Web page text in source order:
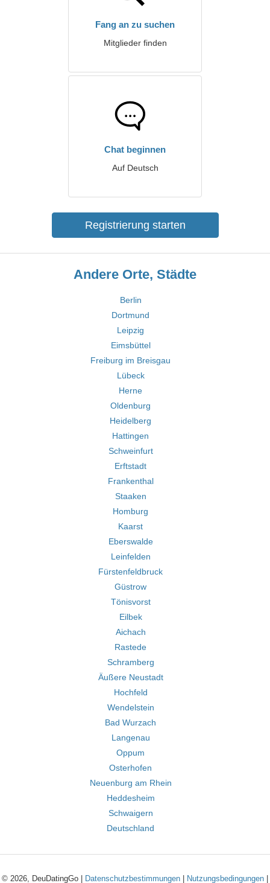
Fang an zu suchen
Mitglieder finden
Chat beginnen
Auf Deutsch
Registrierung starten
Andere Orte, Städte
Berlin
Dortmund
Leipzig
Eimsbüttel
Freiburg im Breisgau
Lübeck
Herne
Oldenburg
Heidelberg
Hattingen
Schweinfurt
Erftstadt
Frankenthal
Staaken
Homburg
Kaarst
Eberswalde
Leinfelden
Fürstenfeldbruck
Güstrow
Tönisvorst
Eilbek
Aichach
Rastede
Schramberg
Äußere Neustadt
Hochfeld
Wendelstein
Bad Wurzach
Langenau
Oppum
Osterhofen
Neuenburg am Rhein
Heddesheim
Schwaigern
Deutschland
© 2026, DeuDatingGo | Datenschutzbestimmungen Nutzungsbedingungen